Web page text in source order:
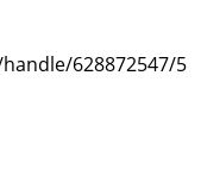
628872547/5